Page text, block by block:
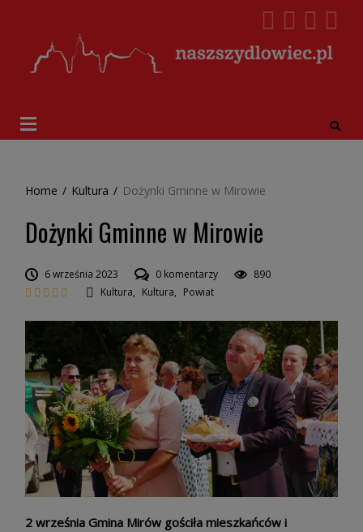
Home / Kultura / Dożynki Gminne w Mirowie
Dożynki Gminne w Mirowie
6 września 2023 0 komentarzy
890
Kultura, Kultura, Powiat
2 września Gmina Mirów gościła mieszkańców i